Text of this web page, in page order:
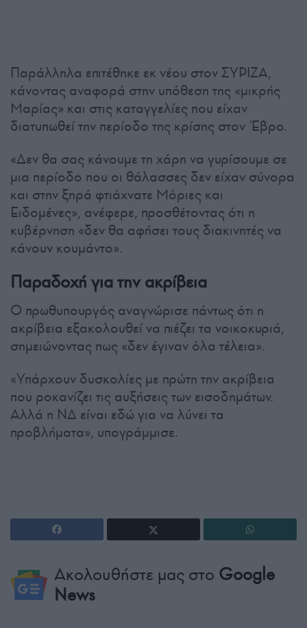
Παράλληλα επιτέθηκε εκ νέου στον ΣΥΡΙΖΑ,
κάνοντας αναφορά στην υπόθεση της «μικρής
Μαρίας» και στις καταγγελίες που είχαν
διατυπωθεί την περίοδο της κρίσης στον Έβρο.
«Δεν θα σας κάνουμε τη χάρη να γυρίσουμε σε
μια περίοδο που οι θάλασσες δεν είχαν σύνορα
και στην ξηρά φτιάχνατε Μόριες και
Ειδομένες», ανέφερε, προσθέτοντας ότι η
κυβέρνηση «δεν θα αφήσει τους διακινητές να
κάνουν κουμάντο».
Παραδοχή για την ακρίβεια
Ο πρωθυπουργός αναγνώρισε πάντως ότι η
ακρίβεια εξακολουθεί να πιέζει τα νοικοκυριά,
σημειώνοντας πως «δεν έγιναν όλα τέλεια».
«Υπάρχουν δυσκολίες με πρώτη την ακρίβεια
που ροκανίζει τις αυξήσεις των εισοδημάτων.
Αλλά η ΝΔ είναι εδώ για να λύνει τα
προβλήματα», υπογράμμισε.
Ακολουθήστε μας στο Google
News